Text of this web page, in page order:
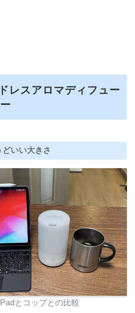
レスアロマディフュー
いい大きさ
とコップとの比較